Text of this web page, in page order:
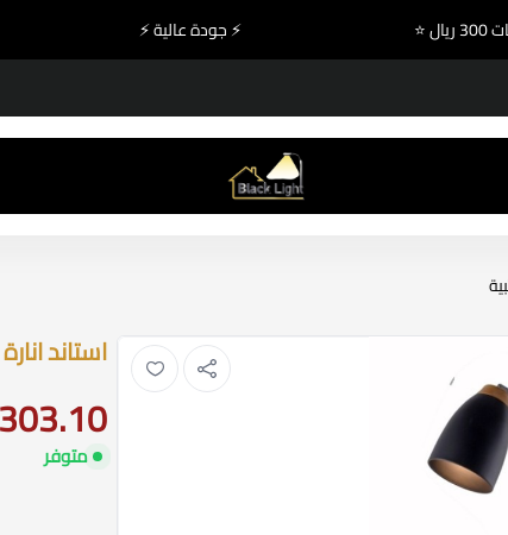
⚡ جودة عالية ⚡
300 ريال ⭐
بلاك لايت للإنارة والكهرباء
استاند
303.10
متوفر